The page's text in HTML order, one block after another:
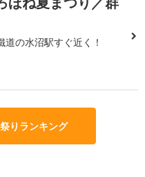
道の水沼駅すぐ近く！
りランキング